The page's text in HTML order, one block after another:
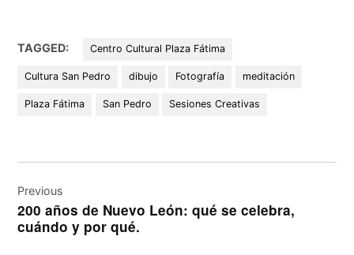
TAGGED: Centro Cultural Plaza Fátima
Cultura San Pedro dibujo Fotografía meditación
Plaza Fátima San Pedro Sesiones Creativas
de
entradas
Previous
200 años de Nuevo León: qué se celebra,
cuándo y por qué.